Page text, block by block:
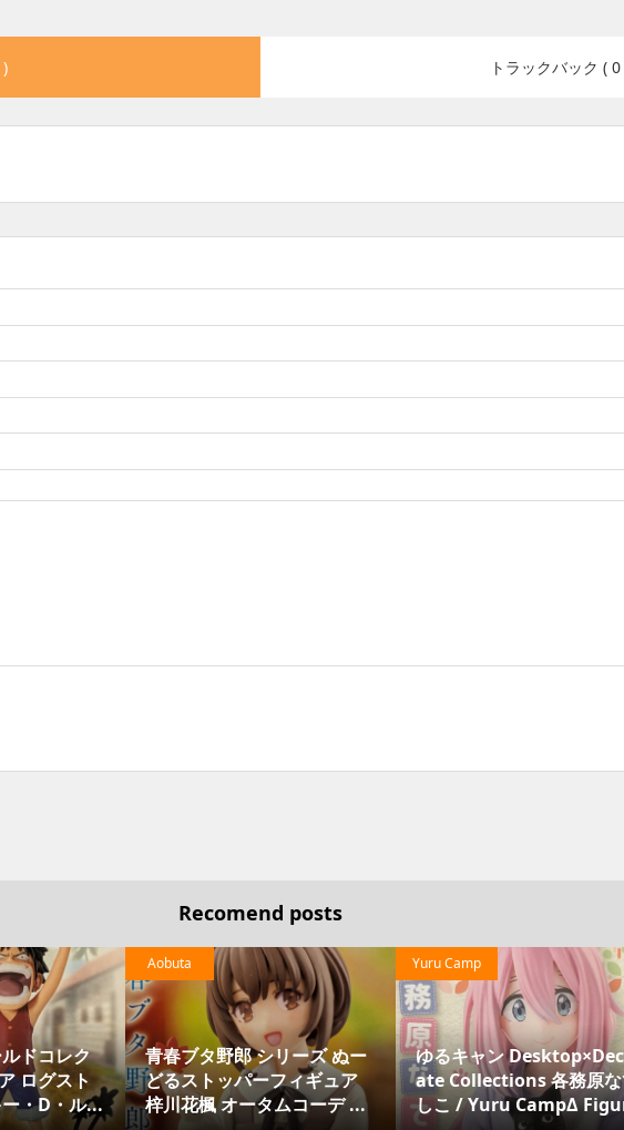
トラックバック ( 0
Recomend posts
ズ ぬー
ギュア
ーデ ...
ゆるキャン Desktop×Decor
ate Collections 各務原なで
しこ / Yuru CampΔ Figur...
Yuru Camp
ゆるキャン フィギュア Desk
top×Decorate Collections
土岐綾乃 / Yuru Camp Fi...
Yuru Camp